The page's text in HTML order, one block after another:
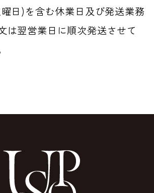
日)を含む休業日及び発送業務
は翌営業日に順次発送させて